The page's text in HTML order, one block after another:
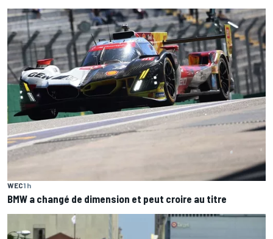
WEC1 h
BMW a changé de dimension et peut croire au titre